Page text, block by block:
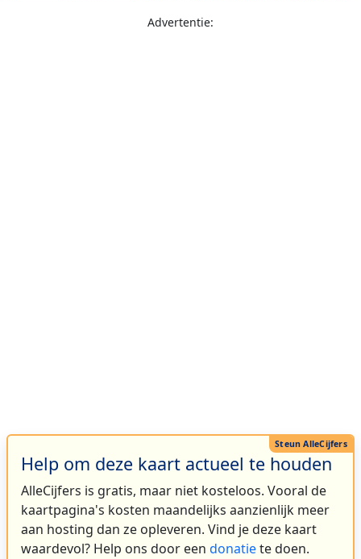
Advertentie:
Help om deze kaart actueel te houden
AlleCijfers is gratis, maar niet kosteloos. Vooral de
kaartpagina's kosten maandelijks aanzienlijk meer
aan hosting dan ze opleveren. Vind je deze kaart
waardevol? Help ons door een donatiete doen.